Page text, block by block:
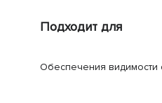
Подходит для
Обеспечения видимости